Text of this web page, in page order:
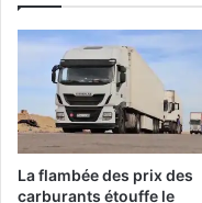
La flambée des prix des
carburants étouffe le